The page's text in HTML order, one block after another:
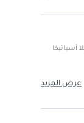
أسياتيكا
عرض المزيد